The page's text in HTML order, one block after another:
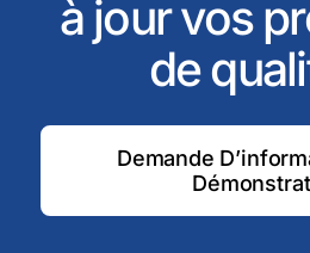
à jour vos
de
Demande